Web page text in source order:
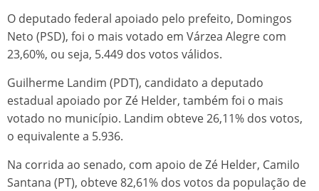
O deputado federal apoiado pelo prefeito, Domingos
Neto (PSD), foi o mais votado em Várzea Alegre com
23,60%, ou seja, 5.449 dos votos válidos.
Guilherme Landim (PDT), candidato a deputado
estadual apoiado por Zé Helder, também foi o mais
votado no município. Landim obteve 26,11% dos votos,
o equivalente a 5.936.
Na corrida ao senado, com apoio de Zé Helder, Camilo
Santana (PT), obteve 82,61% dos votos da população de